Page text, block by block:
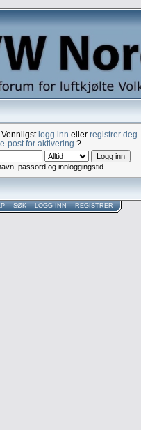
. Vennligstlogg inn eller registrer deg
e-post for aktivering ?
passord og innloggingstid
SØK LOGG INN REGISTRER